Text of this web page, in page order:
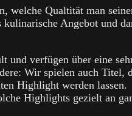
welche Qualtität man
kulinarische Angebot und
und verfügen über eine
Wir spielen auch Titel,
Highlight werden lassen.
Highlights gezielt an